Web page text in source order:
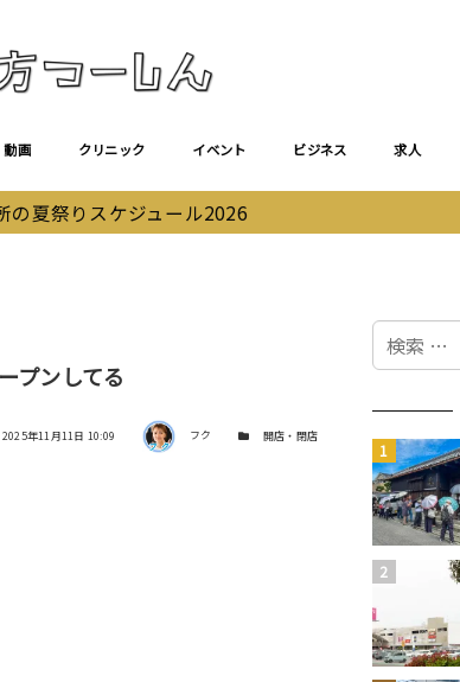
動画 クリニック イベント ビジネス 求人
の夏祭りスケジュール2026
プンしてる
更新日
2025年11月11日 10:09 著者 フク カテゴリー開店・閉店
検